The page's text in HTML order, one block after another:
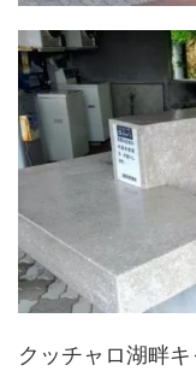
クッチャロ湖畔